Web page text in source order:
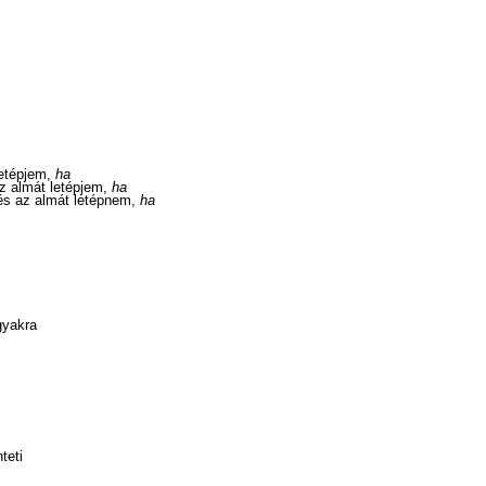
ha
almát letépjem,ha
az almát letépnem,ha